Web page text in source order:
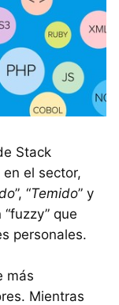
Stack
el sector,
”, “Temido” y
que
personales.
más
Mientras